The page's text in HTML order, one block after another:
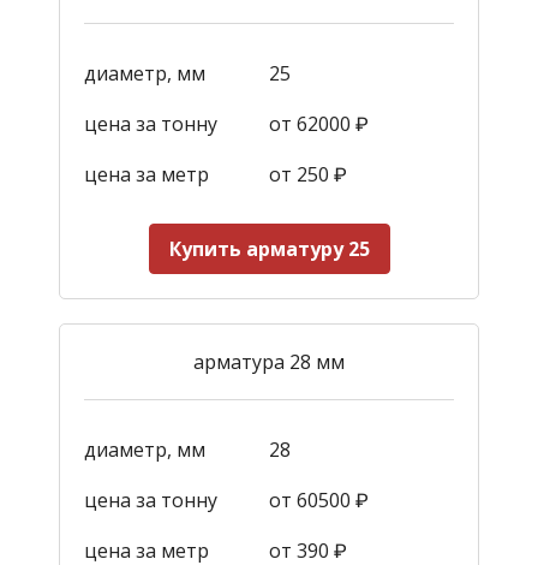
диаметр, мм
25
цена за тонну
от 62000 ₽
цена за метр
от 250 ₽
Купить арматуру 25
арматура 28 мм
диаметр, мм
28
цена за тонну
от 60500 ₽
цена за метр
от 390 ₽